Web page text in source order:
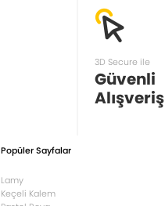
3D Secure ile
Güvenli
Alışveriş
Popüler Sayfalar
Lamy
Keçeli Kalem